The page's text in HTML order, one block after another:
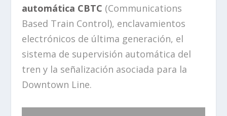
automática CBTC (Communications
Based Train Control), enclavamientos
electrónicos de última generación, el
sistema de supervisión automática del
tren y la señalización asociada para la
Downtown Line.